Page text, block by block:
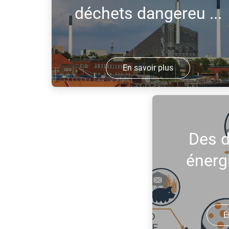
déchets dangereu ...
En savoir plus
L'oxygène est ajouté dans l'industrie
Des